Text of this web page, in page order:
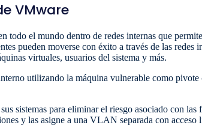
VMware
el mundo dentro de redes internas que
pueden moverse con éxito a través de las redes
virtuales, usuarios del sistema y más.
utilizando la máquina vulnerable como
sistemas para eliminar el riesgo asociado con
y las asigne a una VLAN separada con acceso